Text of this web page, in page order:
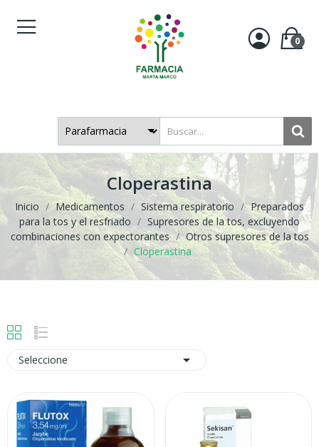
0
Cloperastina
Inicio Medicamentos Sistema respiratorio
Preparados
para la tos y el resfriado
Supresores de la tos, excluyendo
combinaciones con expectorantes
Otros supresores de la tos
Cloperastina
Seleccione 